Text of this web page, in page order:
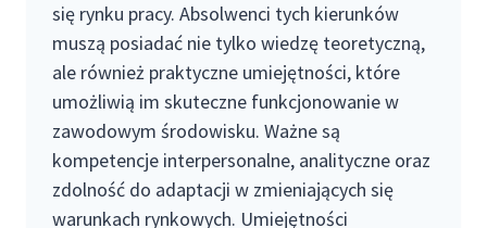
się rynku pracy. Absolwenci tych kierunków
muszą posiadać nie tylko wiedzę teoretyczną,
ale również praktyczne umiejętności, które
umożliwią im skuteczne funkcjonowanie w
zawodowym środowisku. Ważne są
kompetencje interpersonalne, analityczne oraz
zdolność do adaptacji w zmieniających się
warunkach rynkowych. Umiejętności